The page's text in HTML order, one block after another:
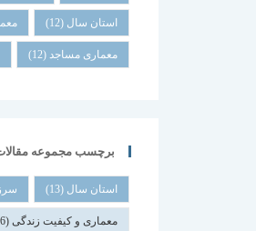
استان سال (12)
معماری مساجد(12)
برچسب مجموعه
استان سال (13)
معماری و کیفیت زندگی(6)